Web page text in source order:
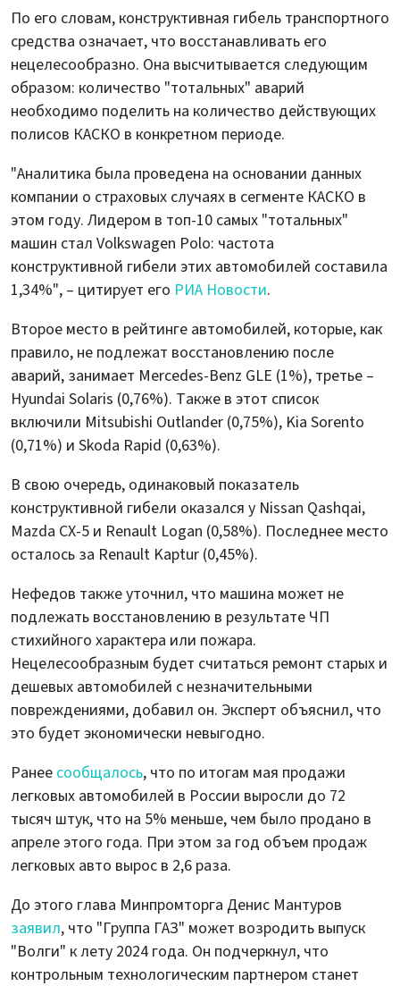
По его словам, конструктивная гибель транспортного
средства означает, что восстанавливать его
нецелесообразно. Она высчитывается следующим
образом: количество "тотальных" аварий
необходимо поделить на количество действующих
полисов КАСКО в конкретном периоде.
"Аналитика была проведена на основании данных
компании о страховых случаях в сегменте КАСКО в
этом году. Лидером в топ-10 самых "тотальных"
машин стал Volkswagen Polo: частота
конструктивной гибели этих автомобилей составила
1,34%", – цитирует его РИА Новости.
Второе место в рейтинге автомобилей, которые, как
правило, не подлежат восстановлению после
аварий, занимает Mercedes-Benz GLE (1%), третье –
Hyundai Solaris (0,76%). Также в этот список
включили Mitsubishi Outlander (0,75%), Kia Sorento
(0,71%) и Skoda Rapid (0,63%).
В свою очередь, одинаковый показатель
конструктивной гибели оказался у Nissan Qashqai,
Mazda CX-5 и Renault Logan (0,58%). Последнее место
осталось за Renault Kaptur (0,45%).
Нефедов также уточнил, что машина может не
подлежать восстановлению в результате ЧП
стихийного характера или пожара.
Нецелесообразным будет считаться ремонт старых и
дешевых автомобилей с незначительными
повреждениями, добавил он. Эксперт объяснил, что
это будет экономически невыгодно.
Ранее сообщалось, что по итогам мая продажи
легковых автомобилей в России выросли до 72
тысяч штук, что на 5% меньше, чем было продано в
апреле этого года. При этом за год объем продаж
легковых авто вырос в 2,6 раза.
До этого глава Минпромторга Денис Мантуров
заявил, что "Группа ГАЗ" может возродить выпуск
"Волги" к лету 2024 года. Он подчеркнул, что
контрольным технологическим партнером станет